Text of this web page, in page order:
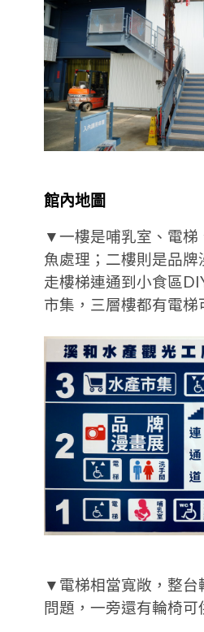
館內地圖
▼一樓是哺乳室、電梯
魚處理；二樓則是品牌
走樓梯連通到小食區
市集，三層樓都有電梯
▼電梯相當寬敞，整台
問題，一旁還有輪椅可